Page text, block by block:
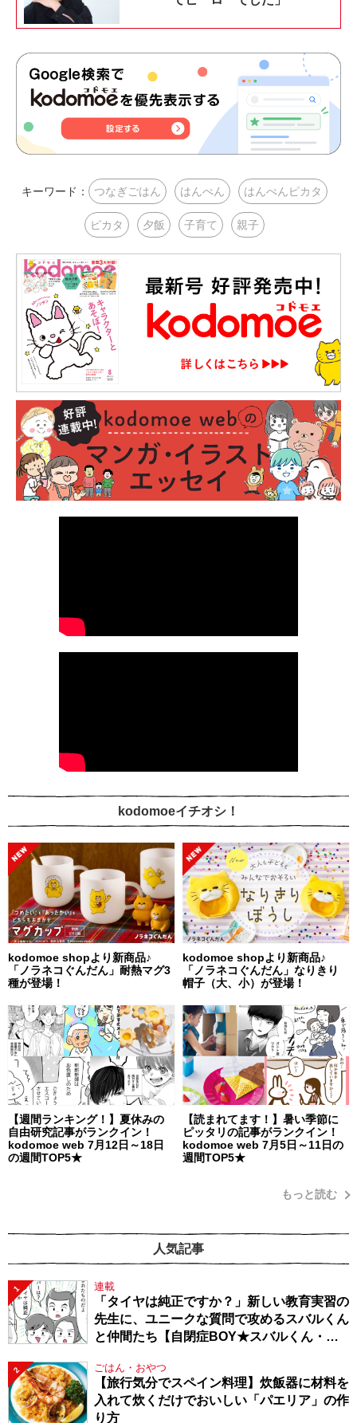
キーワード： つなぎごはん はんぺん はんぺんピカタ
ピカタ 夕飯 子育て 親子
kodomoeイチオシ！
kodomoe shopより新商品♪
「ノラネコぐんだん」耐熱マグ3
種が登場！
kodomoe shopより新商品♪
「ノラネコぐんだん」なりきり
帽子（大、小）が登場！
【週間ランキング！】夏休みの
自由研究記事がランクイン！
kodomoe web 7月12日～18日
の週間TOP5★
【読まれてます！】暑い季節に
ピッタリの記事がランクイン！
kodomoe web 7月5日～11日の
週間TOP5★
もっと読む
人気記事
1 連載
「タイヤは純正ですか？」新しい教育実習の
先生に、ユニークな質問で攻めるスバルくん
と仲間たち【自閉症BOY★スバルくん・
2 ごはん・おやつ
【旅行気分でスペイン料理】炊飯器に材料を
入れて炊くだけでおいしい「パエリア」の作
り方